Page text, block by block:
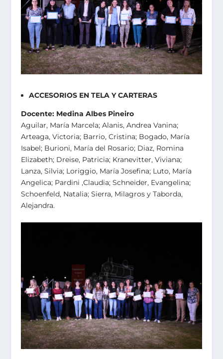
ACCESORIOS EN TELA Y CARTERAS
Docente: Medina Albes Pineiro
Aguilar, María Marcela; Alanis, Andrea Vanina;
Arteaga, Victoria; Barrio, Cristina; Bogado, María
Isabel; Burioni, María del Rosario; Diaz, Romina
Elizabeth; Dreise, Patricia; Kranevitter, Viviana;
Lanza, Silvia; Loriggio, María Josefina; Luto, María
Angelica; Pardini ,Claudia; Schneider, Evangelina;
Schoenfeld, Natalia; Sierra, Milagros y Taborda,
Alejandra.